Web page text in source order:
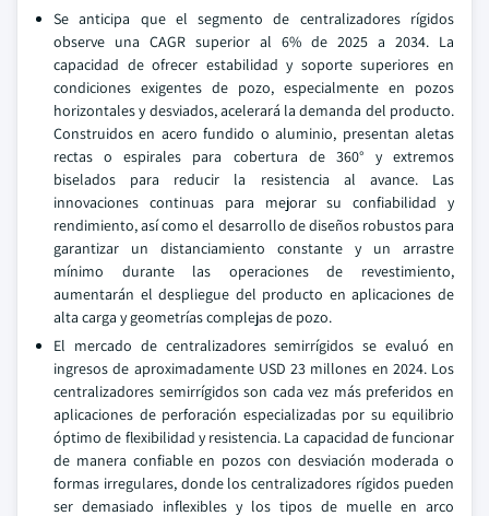
Se anticipa que el segmento de centralizadores rígidos
observe una CAGR superior al 6% de 2025 a 2034. La
capacidad de ofrecer estabilidad y soporte superiores en
condiciones exigentes de pozo, especialmente en pozos
horizontales y desviados, acelerará la demanda del producto.
Construidos en acero fundido o aluminio, presentan aletas
rectas o espirales para cobertura de 360° y extremos
biselados para reducir la resistencia al avance. Las
innovaciones continuas para mejorar su confiabilidad y
rendimiento, así como el desarrollo de diseños robustos para
garantizar un distanciamiento constante y un arrastre
mínimo durante las operaciones de revestimiento,
aumentarán el despliegue del producto en aplicaciones de
alta carga y geometrías complejas de pozo.
El mercado de centralizadores semirrígidos se evaluó en
ingresos de aproximadamente USD 23 millones en 2024. Los
centralizadores semirrígidos son cada vez más preferidos en
aplicaciones de perforación especializadas por su equilibrio
óptimo de flexibilidad y resistencia. La capacidad de funcionar
de manera confiable en pozos con desviación moderada o
formas irregulares, donde los centralizadores rígidos pueden
ser demasiado inflexibles y los tipos de muelle en arco